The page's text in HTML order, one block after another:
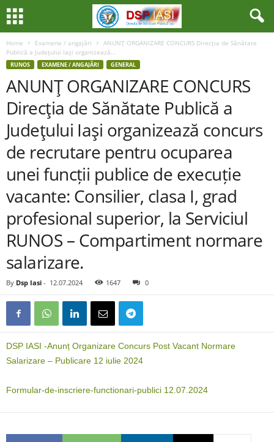
Home Examene / angajări
ANUNŢ ORGANIZARE CONCURS Direcţia de Sănătate
Publică a Judeţului Iaşi organizează...
RUNOS EXAMENE / ANGAJĂRI GENERAL
ANUNŢ ORGANIZARE CONCURS
Direcţia de Sănătate Publică a
Judeţului Iaşi organizează concurs
de recrutare pentru ocuparea
unei funcții publice de execuție
vacante: Consilier, clasa I, grad
profesional superior, la Serviciul
RUNOS – Compartiment normare
salarizare.
By Dsp Iasi - 12.07.2024 1647 0
DSP IASI -Anunț Organizare Concurs Post Vacant Normare
Salarizare – Publicare 12 iulie 2024
Formular-de-inscriere-functionari-publici 12.07.2024